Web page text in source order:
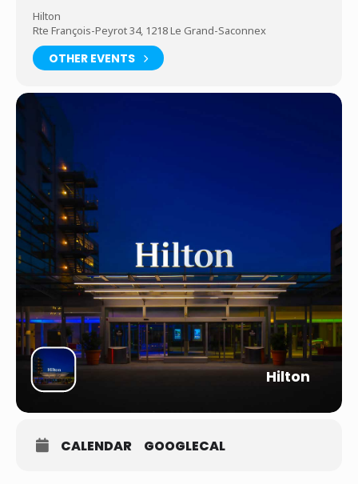
Hilton
Rte François-Peyrot 34, 1218 Le Grand-Saconnex
OTHER EVENTS
Hilton
CALENDAR GOOGLECAL